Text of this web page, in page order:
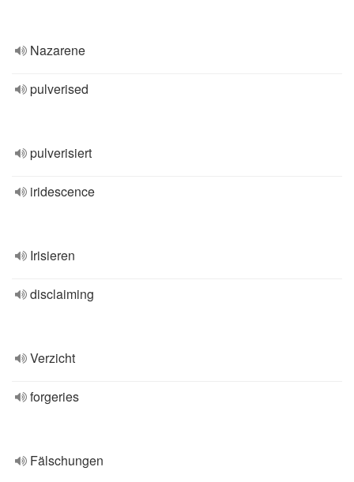
Nazarene
pulverised
pulverisiert
iridescence
Irisieren
disclaiming
Verzicht
forgeries
Fälschungen